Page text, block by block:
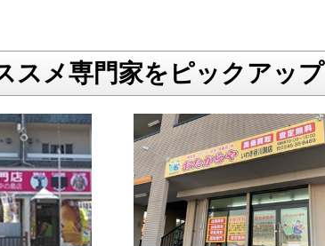
スメ専門家をピックアップ